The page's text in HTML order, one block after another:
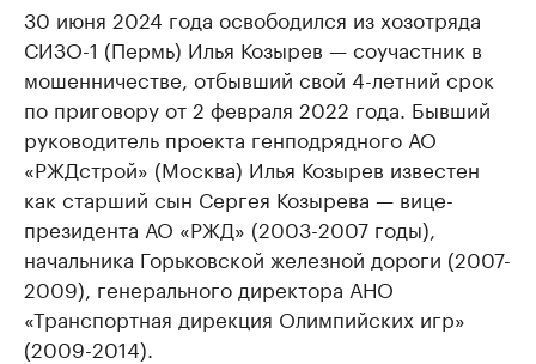
30 июня 2024 года освободился из хозотряда
СИЗО-1 (Пермь) Илья Козырев — соучастник в
мошенничестве, отбывший свой 4-летний срок
по приговору от 2 февраля 2022 года. Бывший
руководитель проекта генподрядного АО
«РЖДстрой» (Москва) Илья Козырев известен
как старший сын Сергея Козырева — вице-
президента АО «РЖД» (2003-2007 годы),
начальника Горьковской железной дороги (2007-
2009), генерального директора АНО
«Транспортная дирекция Олимпийских игр»
(2009-2014).